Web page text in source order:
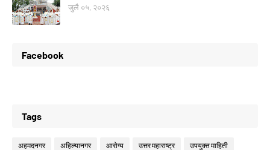
जुलै ०५, २०२६
Facebook
Tags
अहमदनगर अहिल्यानगर आरोग्य उत्तर महाराष्ट्र उपयुक्त माहिती